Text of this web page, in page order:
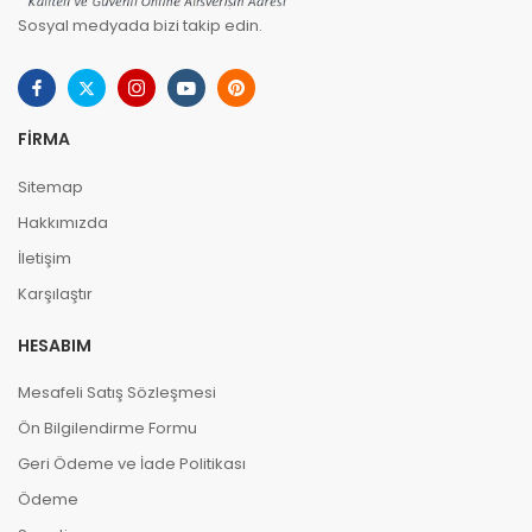
Sosyal medyada bizi takip edin.
FIRMA
Sitemap
Hakkımızda
İletişim
Karşılaştır
HESABIM
Mesafeli Satış Sözleşmesi
Ön Bilgilendirme Formu
Geri Ödeme ve İade Politikası
Ödeme